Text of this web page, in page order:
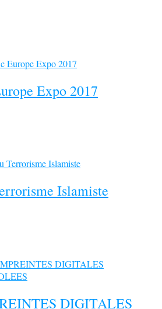
Expo 2017
Islamiste
DIGITALES